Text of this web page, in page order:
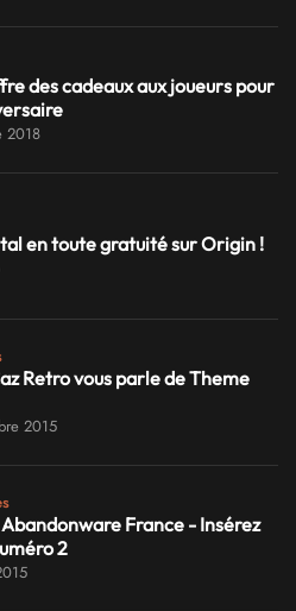
des cadeaux aux joueurs pour
2018
en toute gratuité sur Origin !
Retro vous parle de Theme
2015
Abandonware France - Insérez
2